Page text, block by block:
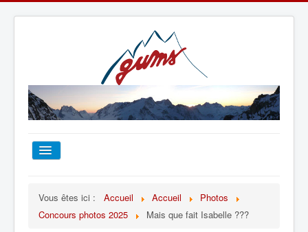
TOUT SUR LE GUMS
Vous êtes ici : Accueil Accueil
Photos
Concours photos 2025
Mais que fait Isabelle ???